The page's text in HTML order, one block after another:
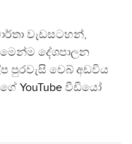
වැඩසටහන්,
දේශපාලන
පුරවැසි වෙබ් අඩවිය
YouTube වීඩියෝ